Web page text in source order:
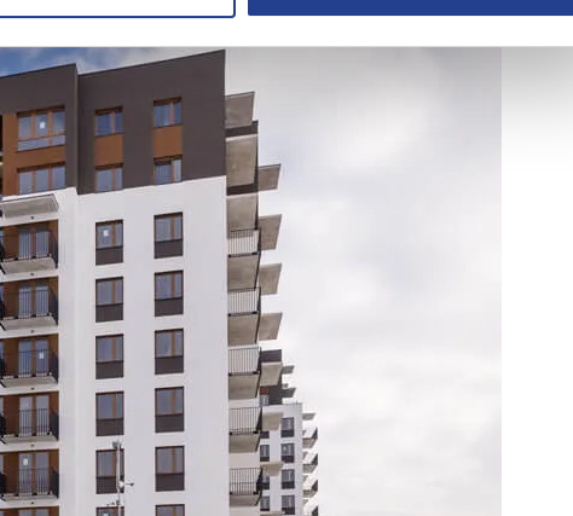
pliki cookie do spersonalizowania treści i reklam, aby
naszej witrynie. Korzystamy z konwersji rozszerzonych Google.
partnerom społecznościowym, reklamowym i
innymi danymi otrzymanymi od Ciebie lub uzyskanymi podczas
prawidłowego działania Serwisu, zapamiętania
dokonywanych w Serwisie, poprawy wydajności Serwisu,
z Serwisu, ulepszania Serwisu, dostosowywania
statystyk użytkowania Serwisu oraz w celach marketingowych.
z wykorzystywaniem plików cookie w Serwisie, przetwarzane są
celach oraz mogą być również przetwarzane przez Partnerów
ma prawo do dostępu do swoich danych osobowych, ich
sprzeciwu wobec przetwarzania, a także prawo do
Szczegółowe informacje o plikach cookie
prywatności związane z korzystaniem z Serwisu dostępne